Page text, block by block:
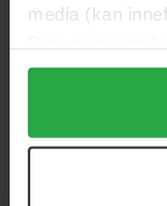
media (kan
Genom att
alla cookies,
användningen
samt vår
Vil du have de
SIKKER